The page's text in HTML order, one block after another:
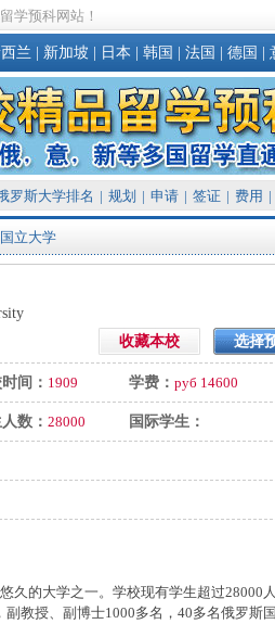
学预科网站！
兰 新加坡 日本 韩国 法国 德国
罗斯大学排名 | 规划 | 申请 | 签证 | 费用 |
立大学
收藏本校 选择
间： 1909 学费： руб 14600
数： 28000 国际学生：
的大学之一。学校现有学生超过28000
教授、副博士1000多名，40多名俄罗斯